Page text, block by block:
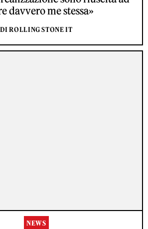
davvero me stessa»
DI ROLLING STONE IT
NEWS